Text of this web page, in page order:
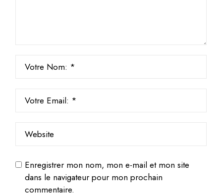
Enregistrer mon nom, mon e-mail et mon site
dans le navigateur pour mon prochain
commentaire.